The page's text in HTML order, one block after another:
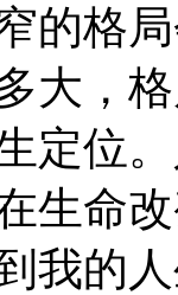
的格
大，
定位
生命
我的